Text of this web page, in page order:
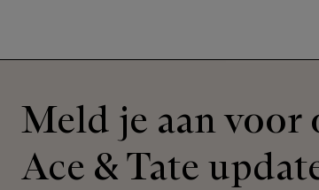
Meld je aan voor
Ace & Tate